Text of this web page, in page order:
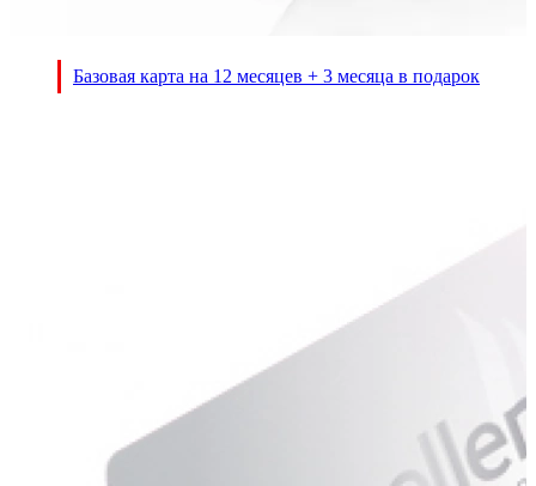
Базовая карта на 12 месяцев + 3 месяца в подарок